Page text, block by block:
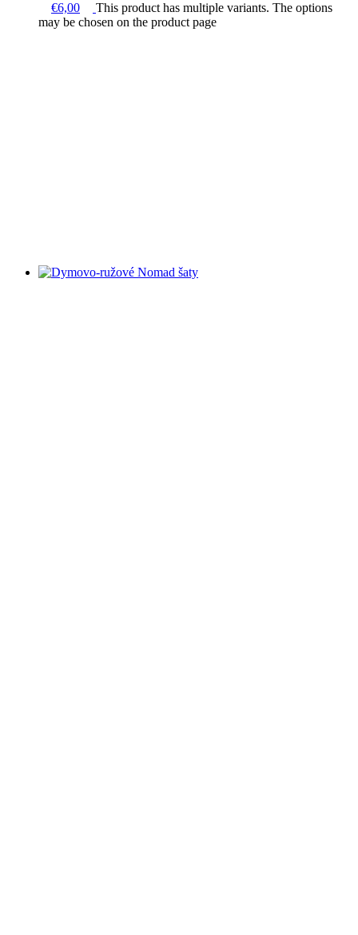
€6,00
This product has multiple variants. The options
may be chosen on the product page